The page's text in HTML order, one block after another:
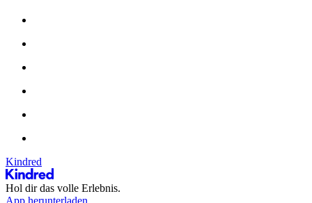
Kindred
Hol dir das volle Erlebnis.
App herunterladen